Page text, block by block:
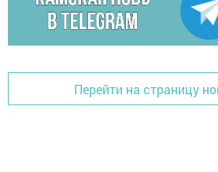
Перейти на страницу